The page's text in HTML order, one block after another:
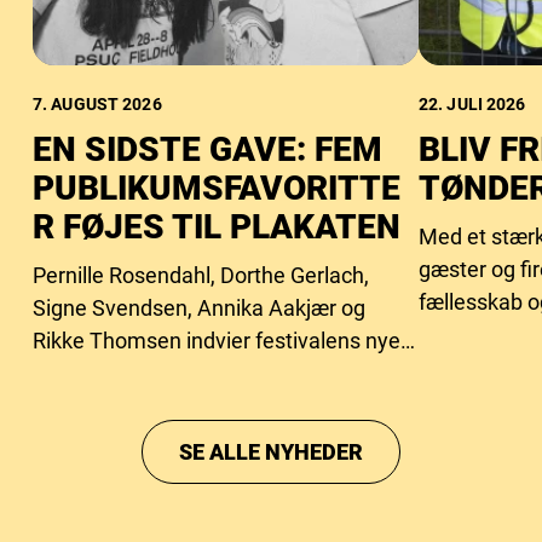
7. AUGUST 2026
EN SIDSTE GAVE: FEM
PUBLIKUMSFAVORITTE
R FØJES TIL PLAKATEN
Pernille Rosendahl, Dorthe Gerlach,
Signe Svendsen, Annika Aakjær og
Rikke Thomsen indvier festivalens nye
22. JULI 2026
BLIV
Med et
gæster og
fællesskab
SE ALLE NYHEDER